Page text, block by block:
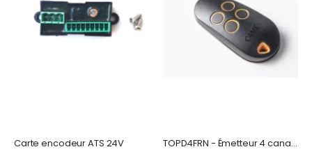
Carte encodeur ATS 24V TOPD4FRN - Émetteur 4 canaux double fréqu